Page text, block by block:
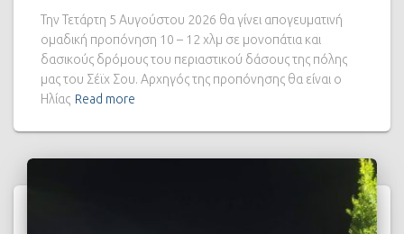
Την Τετάρτη 5 Αυγούστου 2026 θα γίνει απογευματινή
ομαδική προπόνηση 10 – 12 χλμ σε μονοπάτια και
δασικούς δρόμους του περιαστικού δάσους της πόλης
μας του Σέϊχ Σου. Αρχηγός της προπόνησης θα είναι ο
Ηλίας Read more